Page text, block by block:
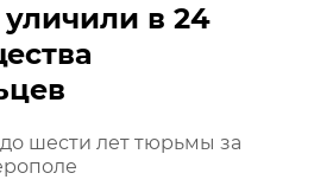
в 24
шести лет тюрьмы за